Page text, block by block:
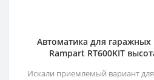
Автоматика для гаражных
Rampart RT600KIT
Искали приемлемый вариант